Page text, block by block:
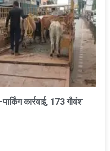
कार्रवाई, 173 गौवंश